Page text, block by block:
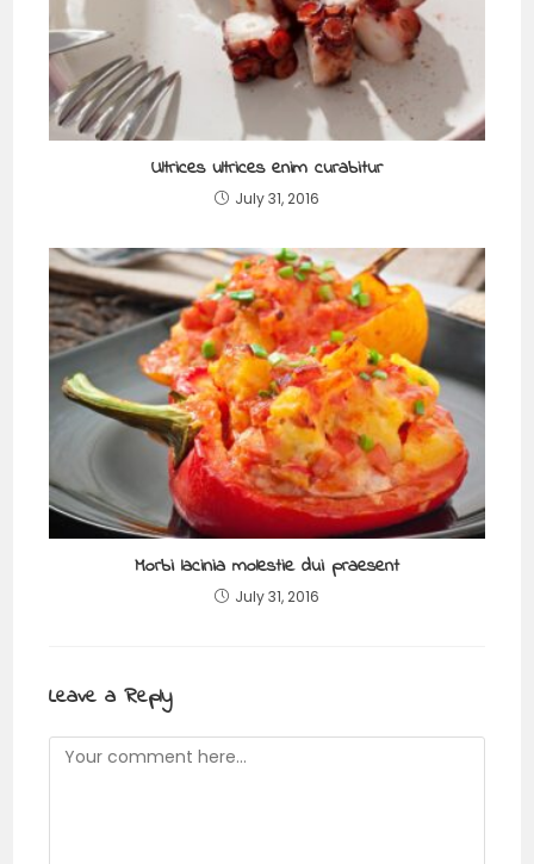
Ultrices ultrices enim curabitur
July 31, 2016
Morbi lacinia molestie dui praesent
July 31, 2016
Leave a Reply